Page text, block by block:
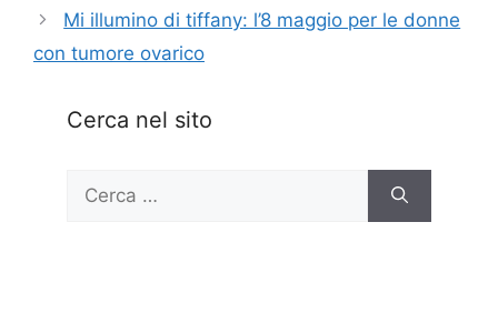
Mi illumino di tiffany: l’8 maggio per le donne
con tumore ovarico
Cerca nel sito
Ricerca